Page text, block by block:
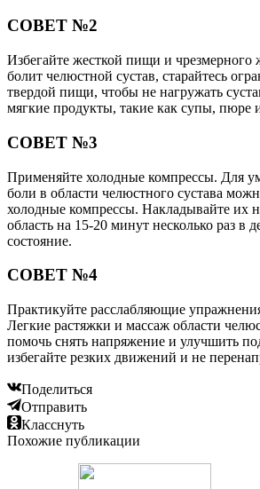
СОВЕТ №2
Избегайте жесткой пищи и чрезмерного
болит челюстной сустав, старайтесь
твердой пищи, чтобы не нагружать
мягкие продукты, такие как супы, пюре
СОВЕТ №3
Применяйте холодные компрессы. Для
боли в области челюстного сустава
холодные компрессы. Накладывайте их
область на 15-20 минут несколько раз в
состояние.
СОВЕТ №4
Практикуйте расслабляющие
Легкие растяжки и массаж области
помочь снять напряжение и улучшить
избегайте резких движений и не
Поделиться
Отправить
Класснуть
Похожие публикации